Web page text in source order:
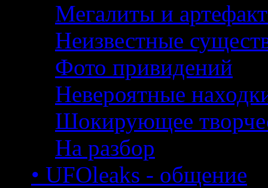
Мегалиты и
Неизвестные
Фото привидений
Невероятные
Шокирующее
На разбор
• UFOleaks - общение